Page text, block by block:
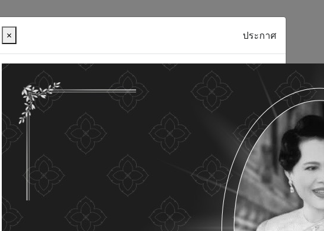
ดูรายละเอียด
× ประกาศ